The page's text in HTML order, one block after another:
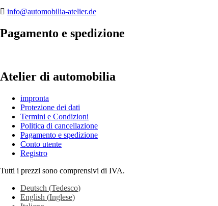
info@automobilia-atelier.de
Pagamento e spedizione
Atelier di automobilia
impronta
Protezione dei dati
Termini e Condizioni
Politica di cancellazione
Pagamento e spedizione
Conto utente
Registro
Tutti i prezzi sono comprensivi di IVA.
Deutsch (Tedesco)
English (Inglese)